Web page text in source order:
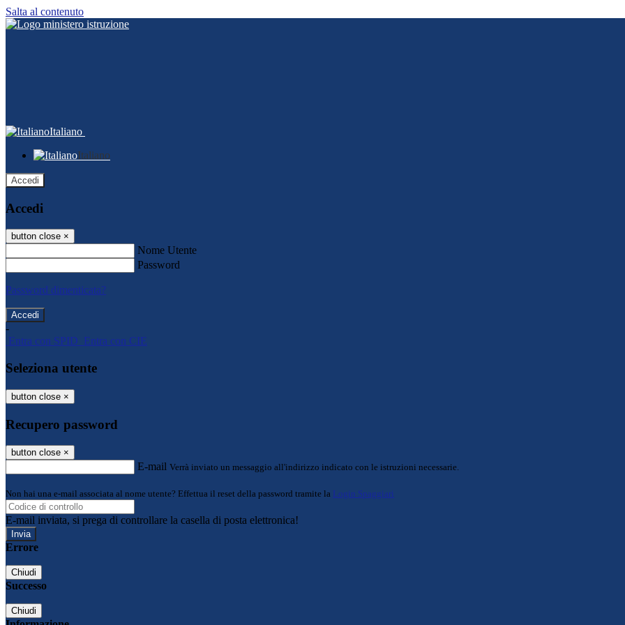
Salta al contenuto
Italiano
Italiano
Accedi
Accedi
button close ×
Nome Utente
Password
Password dimenticata?
-
Entra con SPID Entra con CIE
Seleziona utente
button close ×
Recupero password
button close ×
E-mail Verrà inviato un messaggio all'indirizzo indicato con le istruzioni necessarie.
Non hai una e-mail associata al nome utente? Effettua il reset della password tramite la Login Spaggiari
E-mail inviata, si prega di controllare la casella di posta elettronica!
Errore
Chiudi
Successo
Chiudi